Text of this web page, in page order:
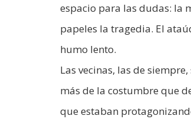
espacio para las dudas: la
papeles la tragedia. El
humo lento.
Las vecinas, las de
más de la costumbre que
que estaban